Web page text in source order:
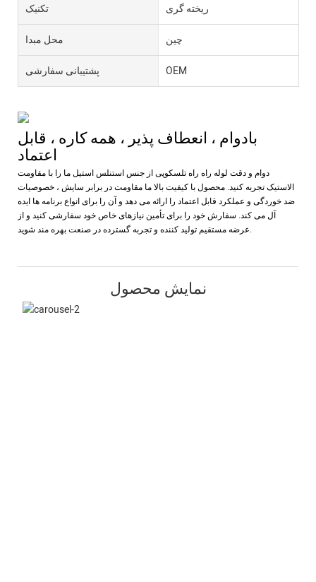
تکنیک ریخته گری
محل مبدا چین
پشتیبانی سفارشی OEM
بادوام ، انعطاف پذیر ، همه کاره ، قابل
دوام و دقت لوله راه راه تلسکوپی از جنس استنلس استیل ما را با مقاومت
الاستیک تجربه کنید. محصول با کیفیت بالا ما مقاومت در برابر سایش ، خصوصیات
ضد خوردگی و عملکرد قابل اعتماد را ارائه می دهد و آن را برای انواع برنامه ها ایده
آل می کند. سفارش خود را برای تأمین نیازهای خاص خود سفارشی کنید و از
عرضه مستقیم تولید کننده و تجربه گسترده در صنعت بهره مند شوید.
نمایش محصول